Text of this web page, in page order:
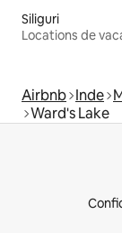
Siliguri
Locations de
Airbnb Inde
Ward's Lake